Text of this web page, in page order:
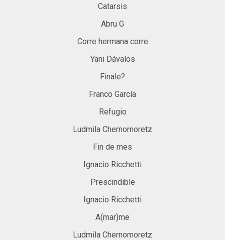
Catarsis
Abru G
Corre hermana corre
Yani Dávalos
Finale?
Franco García
Refugio
Ludmila Chernomoretz
Fin de mes
Ignacio Ricchetti
Prescindible
Ignacio Ricchetti
A(mar)me
Ludmila Chernomoretz